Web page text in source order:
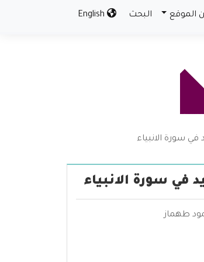
الموقع البحث
سورة الانبياء
في سورة الانبياء
طهماز